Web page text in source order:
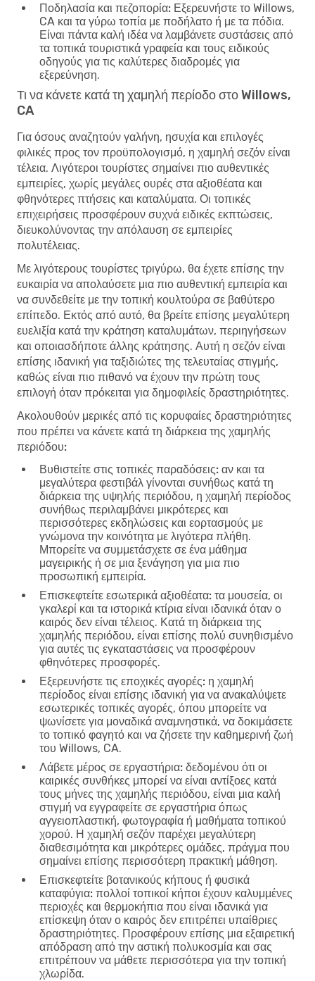
Ποδηλασία και πεζοπορία: Εξερευνήστε το Willows,
CA και τα γύρω τοπία με ποδήλατο ή με τα πόδια.
Είναι πάντα καλή ιδέα να λαμβάνετε συστάσεις από
τα τοπικά τουριστικά γραφεία και τους ειδικούς
οδηγούς για τις καλύτερες διαδρομές για
εξερεύνηση.
Τι να κάνετε κατά τη χαμηλή περίοδο στο Willows,
CA
Για όσους αναζητούν γαλήνη, ησυχία και επιλογές
φιλικές προς τον προϋπολογισμό, η χαμηλή σεζόν είναι
τέλεια. Λιγότεροι τουρίστες σημαίνει πιο αυθεντικές
εμπειρίες, χωρίς μεγάλες ουρές στα αξιοθέατα και
φθηνότερες πτήσεις και καταλύματα. Οι τοπικές
επιχειρήσεις προσφέρουν συχνά ειδικές εκπτώσεις,
διευκολύνοντας την απόλαυση σε εμπειρίες
πολυτέλειας.
Με λιγότερους τουρίστες τριγύρω, θα έχετε επίσης την
ευκαιρία να απολαύσετε μια πιο αυθεντική εμπειρία και
να συνδεθείτε με την τοπική κουλτούρα σε βαθύτερο
επίπεδο. Εκτός από αυτό, θα βρείτε επίσης μεγαλύτερη
ευελιξία κατά την κράτηση καταλυμάτων, περιηγήσεων
και οποιασδήποτε άλλης κράτησης. Αυτή η σεζόν είναι
επίσης ιδανική για ταξιδιώτες της τελευταίας στιγμής,
καθώς είναι πιο πιθανό να έχουν την πρώτη τους
επιλογή όταν πρόκειται για δημοφιλείς δραστηριότητες.
Ακολουθούν μερικές από τις κορυφαίες δραστηριότητες
που πρέπει να κάνετε κατά τη διάρκεια της χαμηλής
περιόδου:
Βυθιστείτε στις τοπικές παραδόσεις: αν και τα
μεγαλύτερα φεστιβάλ γίνονται συνήθως κατά τη
διάρκεια της υψηλής περιόδου, η χαμηλή περίοδος
συνήθως περιλαμβάνει μικρότερες και
περισσότερες εκδηλώσεις και εορτασμούς με
γνώμονα την κοινότητα με λιγότερα πλήθη.
Μπορείτε να συμμετάσχετε σε ένα μάθημα
μαγειρικής ή σε μια ξενάγηση για μια πιο
προσωπική εμπειρία.
Επισκεφτείτε εσωτερικά αξιοθέατα: τα μουσεία, οι
γκαλερί και τα ιστορικά κτίρια είναι ιδανικά όταν ο
καιρός δεν είναι τέλειος. Κατά τη διάρκεια της
χαμηλής περιόδου, είναι επίσης πολύ συνηθισμένο
για αυτές τις εγκαταστάσεις να προσφέρουν
φθηνότερες προσφορές.
Εξερευνήστε τις εποχικές αγορές: η χαμηλή
περίοδος είναι επίσης ιδανική για να ανακαλύψετε
εσωτερικές τοπικές αγορές, όπου μπορείτε να
ψωνίσετε για μοναδικά αναμνηστικά, να δοκιμάσετε
το τοπικό φαγητό και να ζήσετε την καθημερινή ζωή
του Willows, CA.
Λάβετε μέρος σε εργαστήρια: δεδομένου ότι οι
καιρικές συνθήκες μπορεί να είναι αντίξοες κατά
τους μήνες της χαμηλής περιόδου, είναι μια καλή
στιγμή να εγγραφείτε σε εργαστήρια όπως
αγγειοπλαστική, φωτογραφία ή μαθήματα τοπικού
χορού. Η χαμηλή σεζόν παρέχει μεγαλύτερη
διαθεσιμότητα και μικρότερες ομάδες, πράγμα που
σημαίνει επίσης περισσότερη πρακτική μάθηση.
Επισκεφτείτε βοτανικούς κήπους ή φυσικά
καταφύγια: πολλοί τοπικοί κήποι έχουν καλυμμένες
περιοχές και θερμοκήπια που είναι ιδανικά για
επίσκεψη όταν ο καιρός δεν επιτρέπει υπαίθριες
δραστηριότητες. Προσφέρουν επίσης μια εξαιρετική
απόδραση από την αστική πολυκοσμία και σας
επιτρέπουν να μάθετε περισσότερα για την τοπική
χλωρίδα.